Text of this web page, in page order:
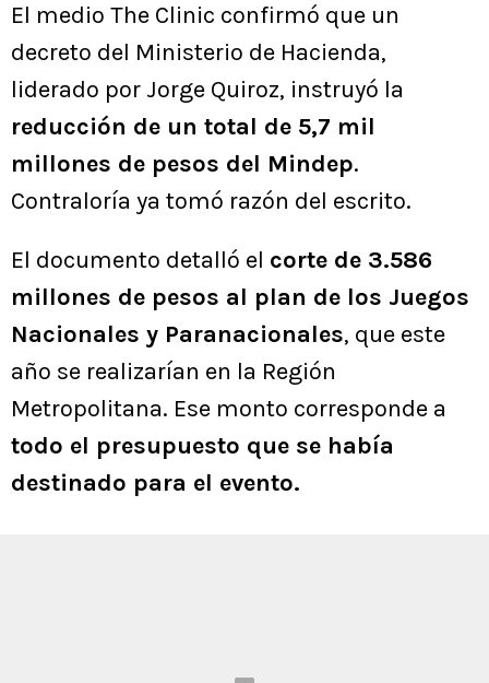
El medio The Clinic confirmó que un
decreto del Ministerio de Hacienda,
liderado por Jorge Quiroz, instruyó la
reducción de un total de 5,7 mil
millones de pesos del Mindep.
Contraloría ya tomó razón del escrito.
El documento detalló el corte de 3.586
millones de pesos al plan de los Juegos
Nacionales y Paranacionales, que este
año se realizarían en la Región
Metropolitana. Ese monto corresponde a
todo el presupuesto que se había
destinado para el evento.